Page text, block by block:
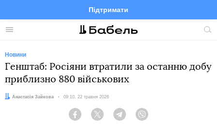
Меню
Підтримати
FacebookTelegramTwitter
Новини
Генштаб: Росіяни втратили за останню добу
приблизно 880 військових
Автор:
Анастасія Зайкова Дата:
09:10, 22 травня 2026
Facebook Twitter Telegram